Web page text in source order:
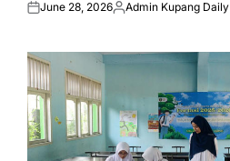
Posted
June 28, 2026Posted
Admin Kupang Daily